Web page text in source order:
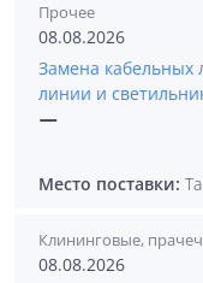
Прочее
08.08.2026
Замена кабельных
линии и
—
Место поставки:
Клининговые,
08.08.2026